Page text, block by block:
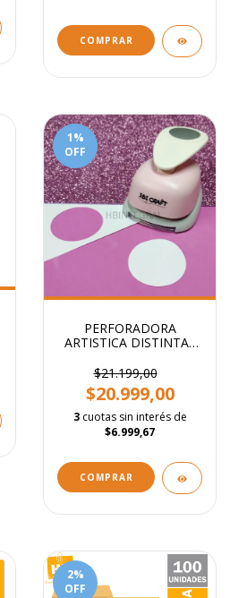
COMPRAR
1%
OFF
PERFORADORA
ARTISTICA DISTINTAS
$21.199,00
$20.999,00
3 cuotas sin interés de
$6.999,67
COMPRAR
2%
OFF